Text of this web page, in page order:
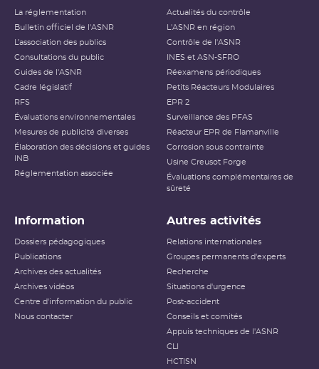
La réglementation
Bulletin officiel de l'ASNR
L’association des publics
Consultations du public
Guides de l'ASNR
Cadre législatif
RFS
Évaluations environnementales
Mesures de publicité diverses
Élaboration des décisions et guides
INB
Réglementation associée
Actualités du contrôle
L'ASNR en région
Contrôle de l'ASNR
INES et ASN-SFRO
Réexamens périodiques
Petits Réacteurs Modulaires
EPR 2
Surveillance des PFAS
Réacteur EPR de Flamanville
Corrosion sous contrainte
Usine Creusot Forge
Évaluations complémentaires de
sûreté
Information
Dossiers pédagogiques
Publications
Archives des actualités
Archives vidéos
Centre d'information du public
Nous contacter
Autres activités
Relations internationales
Groupes permanents d'experts
Recherche
Situations d'urgence
Post-accident
Conseils et comités
Appuis techniques de l'ASNR
CLI
HCTISN